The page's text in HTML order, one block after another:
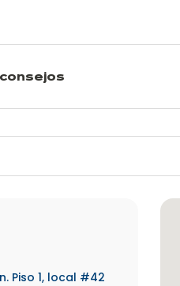
Piso 1, local #42